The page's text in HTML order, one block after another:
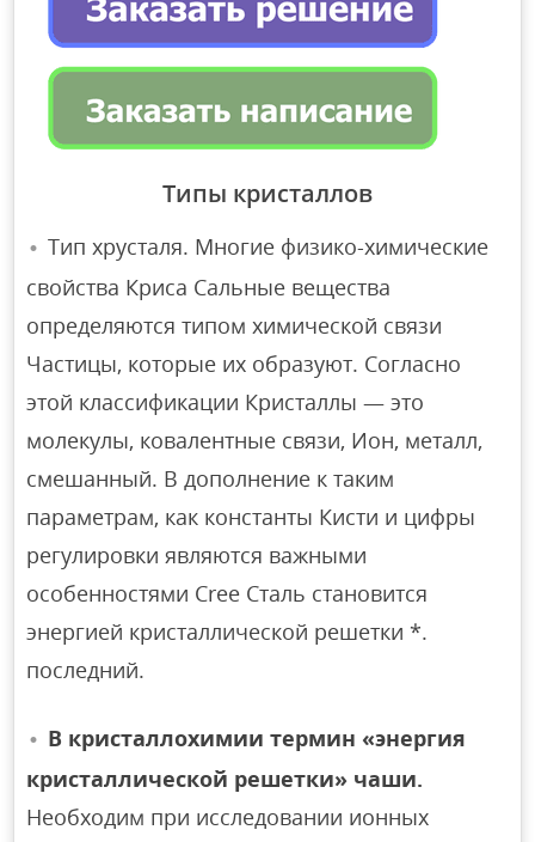
Типы кристаллов
Тип хрусталя. Многие физико-химические
свойства Криса Сальные вещества
определяются типом химической связи
Частицы, которые их образуют. Согласно
этой классификации Кристаллы — это
молекулы, ковалентные связи, Ион, металл,
смешанный. В дополнение к таким
параметрам, как константы Кисти и цифры
регулировки являются важными
особенностями Cree Сталь становится
энергией кристаллической решетки *.
последний.
В кристаллохимии термин «энергия
кристаллической решетки» чаши.
Необходим при исследовании ионных